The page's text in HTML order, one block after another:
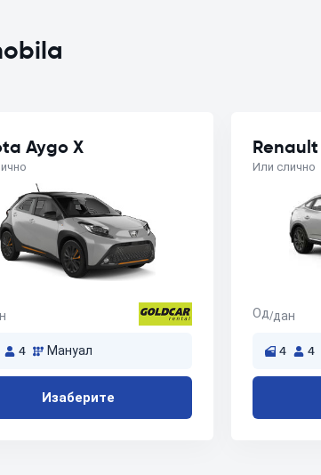
Aygo X
4 Мануал
Изаберите
Или слично
Од/дан
4 4